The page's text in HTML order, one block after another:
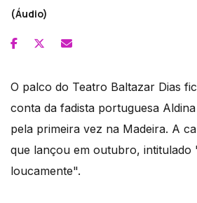
(Áudio)
O palco do Teatro Baltazar Dias
conta da fadista portuguesa
pela primeira vez na Madeira. A
que lançou em outubro, intitulado
loucamente".